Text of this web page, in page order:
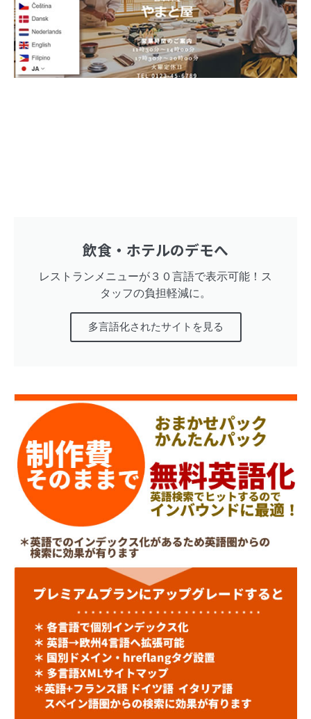
飲食・ホテルのデモへ
レストランメニューが３０言語で表示可能！ス
タッフの負担軽減に。
多言語化されたサイトを見る